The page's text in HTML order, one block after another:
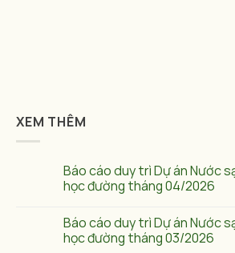
XEM THÊM
Báo cáo duy trì Dự án Nước
học đường tháng 04/2026
Báo cáo duy trì Dự án Nước
học đường tháng 03/2026